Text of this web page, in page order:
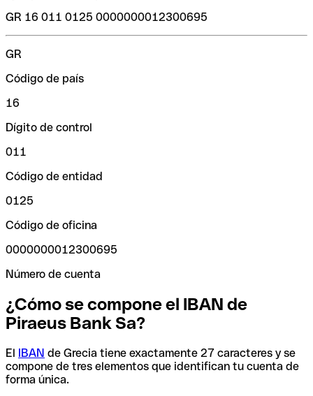
GR 16 011 0125 0000000012300695
GR
Código de país
16
Dígito de control
011
Código de entidad
0125
Código de oficina
0000000012300695
Número de cuenta
¿Cómo se compone el IBAN de
Piraeus Bank Sa?
El IBAN de Grecia tiene exactamente 27 caracteres y se
compone de tres elementos que identifican tu cuenta de
forma única.